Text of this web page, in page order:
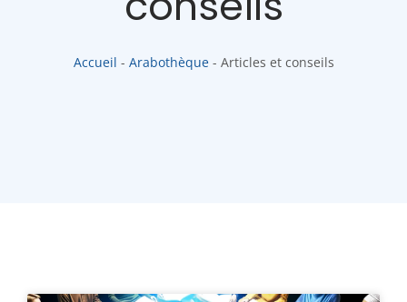
Accueil - Arabothèque- Articles et conseils